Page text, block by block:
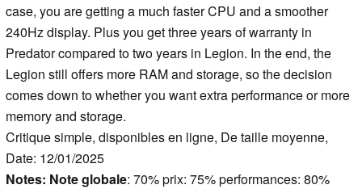
case, you are getting a much faster CPU and a smoother
240Hz display. Plus you get three years of warranty in
Predator compared to two years in Legion. In the end, the
Legion still offers more RAM and storage, so the decision
comes down to whether you want extra performance or more
memory and storage.
Critique simple, disponibles en ligne, De taille moyenne,
Date: 12/01/2025
Notes: Note globale: 70% prix: 75% performances: 80%